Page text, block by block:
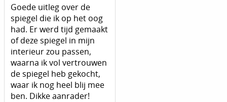
Goede uitleg over de
spiegel die ik op het oog
had. Er werd tijd gemaakt
of deze spiegel in mijn
interieur zou passen,
waarna ik vol vertrouwen
de spiegel heb gekocht,
waar ik nog heel blij mee
ben. Dikke aanrader!